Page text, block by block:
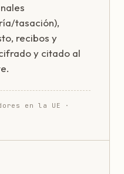
tasación),
recibos y
y citado al
en la UE ·